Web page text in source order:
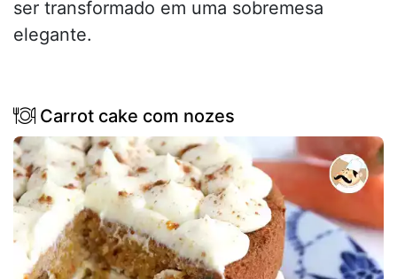
ser transformado em uma sobremesa
elegante.
Carrot cake com nozes